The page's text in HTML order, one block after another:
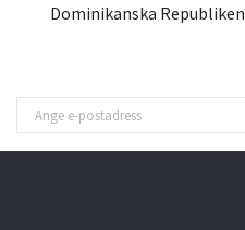
Dominikanska Republiken